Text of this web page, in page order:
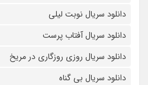
دانلود سریال نوبت لیلی
دانلود سریال آفتاب پرست
دانلود سریال روزی روزگاری در مریخ
دانلود سریال بی گناه